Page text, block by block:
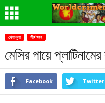
খেলাধূলা শীর্ষ খবর
মেসির পায়ে
Facebook Twitter